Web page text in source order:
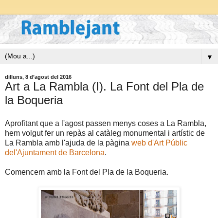
▼
dilluns, 8 d’agost del 2016
Art a La Rambla (I). La Font del Pla de
la Boqueria
Aprofitant que a l'agost passen menys coses a La Rambla,
hem volgut fer un repàs al catàleg monumental i artístic de
La Rambla amb l'ajuda de la pàgina web d'Art Públic
del'Ajuntament de Barcelona.
Comencem amb la Font del Pla de la Boqueria.